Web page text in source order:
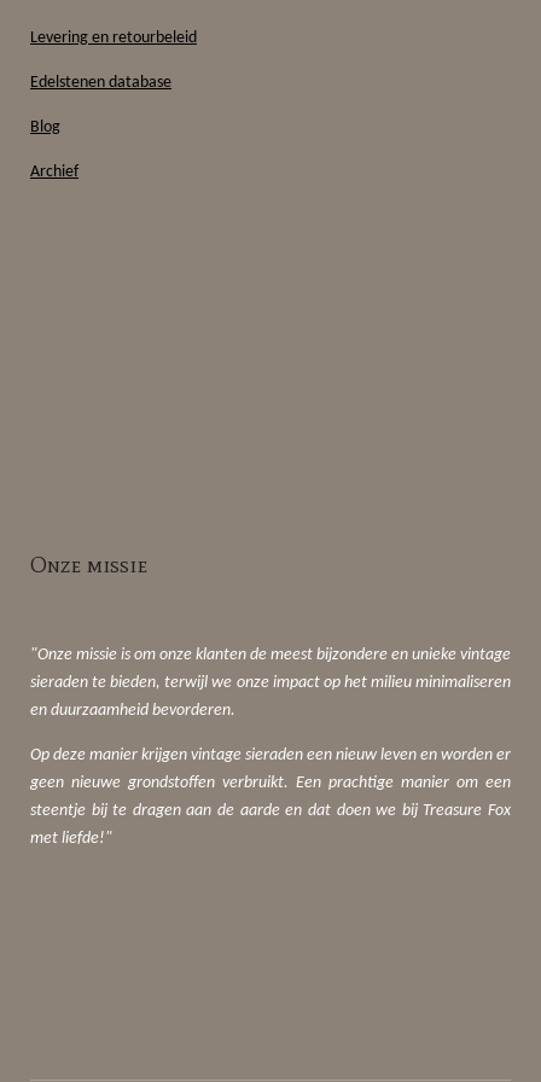
Levering en retourbeleid
Edelstenen database
Blog
Archief
Onze missie
"Onze missie is om onze klanten de meest bijzondere en unieke vintage
sieraden te bieden, terwijl we onze impact op het milieu minimaliseren
en duurzaamheid bevorderen.
Op deze manier krijgen vintage sieraden een nieuw leven en worden er
geen nieuwe grondstoffen verbruikt. Een prachtige manier om een
steentje bij te dragen aan de aarde en dat doen we bij Treasure Fox
met liefde!"